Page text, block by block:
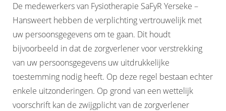
De medewerkers van Fysiotherapie SaFyR Yerseke –
Hansweert hebben de verplichting vertrouwelijk met
uw persoonsgegevens om te gaan. Dit houdt
bijvoorbeeld in dat de zorgverlener voor verstrekking
van uw persoonsgegevens uw uitdrukkelijke
toestemming nodig heeft. Op deze regel bestaan echter
enkele uitzonderingen. Op grond van een wettelijk
voorschrift kan de zwijgplicht van de zorgverlener